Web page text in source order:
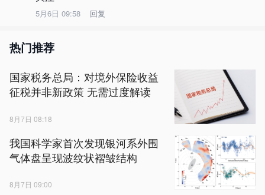
5月6日 09:58 回复
热门推荐
国家税务总局：对境外保险收益
征税并非新政策 无需过度解读
8月7日 08:18
我国科学家首次发现银河系外围
气体盘呈现波纹状褶皱结构
8月7日 09:00